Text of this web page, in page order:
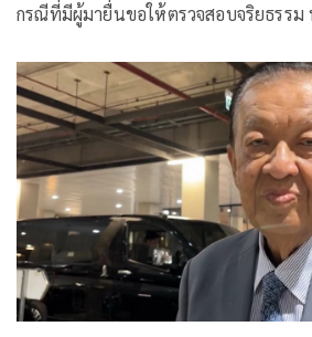
กรณีที่มีผู้มายื่นขอให้ตรวจสอบจริยธรรม
ประชุมสภาฯ ว่า ตนยังไม่เห็นเนื้อหาที่ม
รับไว้แล้ว